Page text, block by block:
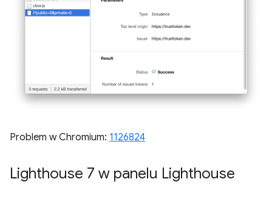
Problem w Chromium: 1126824
Lighthouse 7 w panelu Lighthouse